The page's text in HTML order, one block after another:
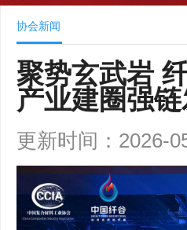
协会新闻
聚势玄武岩
产业建圈强
更新时间：2026-